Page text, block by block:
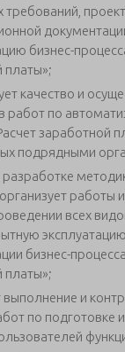
требований,
бизнес-
платы»;
качество и
работ по
заработной
подрядными
разработке
работы
всех
бизнес-
платы»;
выполнение и
по подготовке